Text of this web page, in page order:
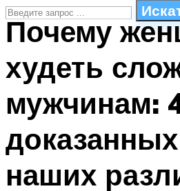
СТИЛИ ПЛАВАНЬЯ
ПЛАВАНЬЕ ДЛЯ ДЕТЕЙ
БАССЕЙН ДЛЯ ДОМА
МЕНЮ
Почему
худеть
мужчинам:
наших